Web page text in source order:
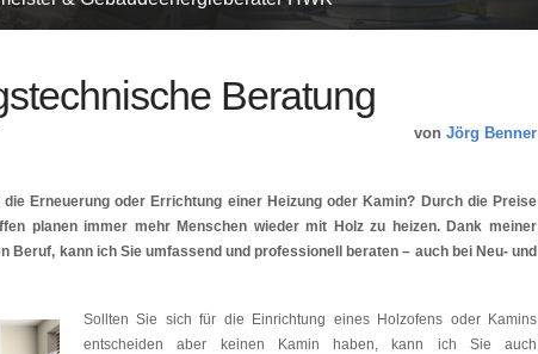
Beratung
von Jörg Benner
die Erneuerung oder Errichtung einer Heizung oder Kamin? Durch die Preise
planen immer mehr Menschen wieder mit Holz zu heizen. Dank meiner
Beruf, kann ich Sie umfassend und professionell beraten – auch bei Neu- und
Sollten Sie sich für die Einrichtung eines Holzofens oder Kamins
entscheiden aber keinen Kamin haben, kann ich Sie auch